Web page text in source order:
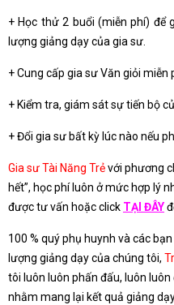
+ Học thử 2 buổi (miễn phí) để
lượng giảng dạy của gia sư.
+ Cung cấp gia sư Văn giỏi miễn
+ Kiểm tra, giám sát sự tiến bộ
+ Đổi gia sư bất kỳ lúc nào nếu
Gia sư Tài Năng Trẻvới phương
hết”, học phí luôn ở mức hợp lý
được tư vấn hoặc click TẠI ĐÂY
100 % quý phụ huynh và các
lượng giảng dạy của chúng tôi,
tôi luôn luôn phấn đấu, luôn
nhằm mang lại kết quả giảng